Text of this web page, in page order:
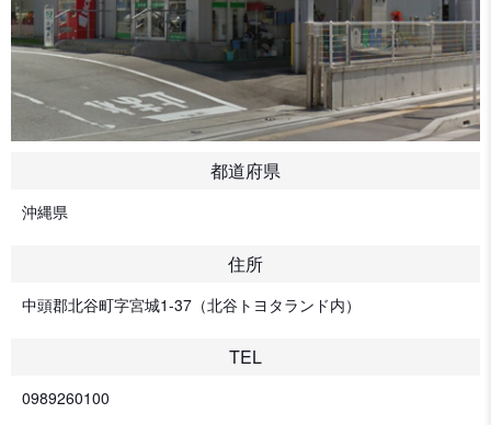
都道府県
沖縄県
住所
中頭郡北谷町字宮城1-37（北谷トヨタランド内）
TEL
0989260100